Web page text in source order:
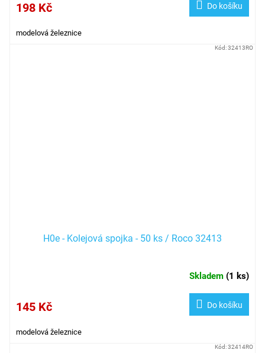
198 Kč Do košíku
modelová železnice
H0e - Kolejová spojka - 50 ks / Roco 32413
Skladem (1 ks)
145 Kč Do košíku
modelová železnice
Kód:32413RO
Kód:32414RO